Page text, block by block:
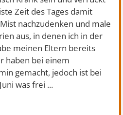
Zeit des Tages damit
nachzudenken und male
aus, in denen ich in der
meinen Eltern bereits
haben bei einem
gemacht, jedoch ist bei
was frei ...